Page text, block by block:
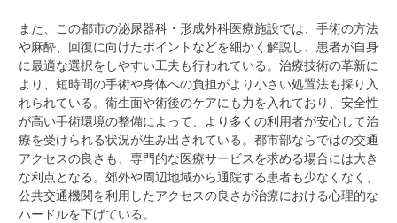
また、この都市の泌尿器科・形成外科医療施設では、手術の方法
や麻酔、回復に向けたポイントなどを細かく解説し、患者が自身
に最適な選択をしやすい工夫も行われている。治療技術の革新に
より、短時間の手術や身体への負担がより小さい処置法も採り入
れられている。衛生面や術後のケアにも力を入れており、安全性
が高い手術環境の整備によって、より多くの利用者が安心して治
療を受けられる状況が生み出されている。都市部ならではの交通
アクセスの良さも、専門的な医療サービスを求める場合には大き
な利点となる。郊外や周辺地域から通院する患者も少なくなく、
公共交通機関を利用したアクセスの良さが治療における心理的な
ハードルを下げている。